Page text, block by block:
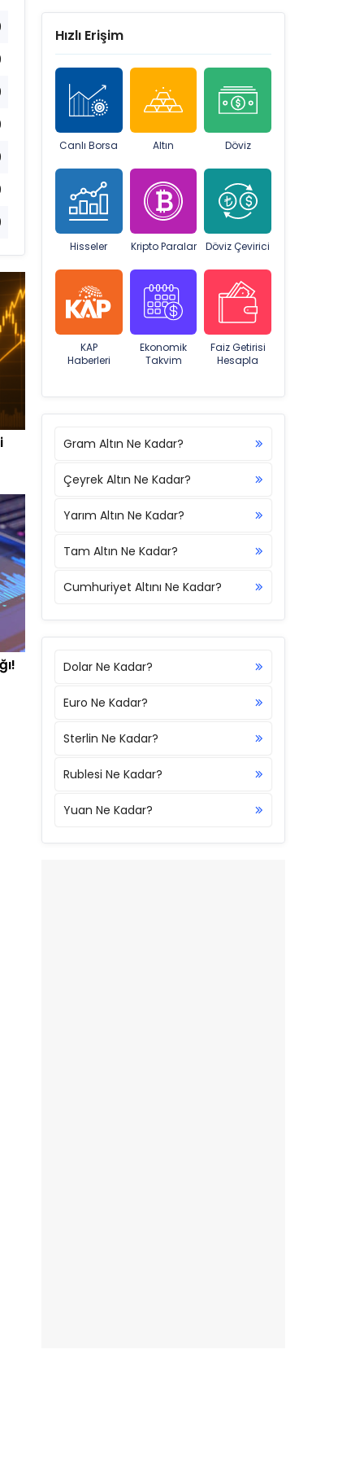
Hızlı Erişim
Canlı Borsa Altın Döviz
Hisseler Kripto Paralar Döviz Çevirici
KAP
Haberleri
Ekonomik
Takvim
Faiz Getirisi
Hesapla
Gram Altın Ne Kadar?
Çeyrek Altın Ne Kadar?
Yarım Altın Ne Kadar?
Tam Altın Ne Kadar?
Cumhuriyet Altını Ne Kadar?
Dolar Ne Kadar?
Euro Ne Kadar?
Sterlin Ne Kadar?
Rublesi Ne Kadar?
Yuan Ne Kadar?